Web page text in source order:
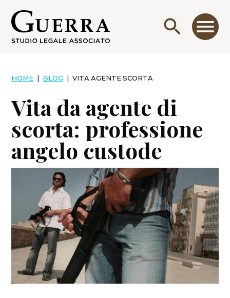
contenuto
HOME | BLOG | VITA AGENTE SCORTA
Vita da agente di
scorta: professione
angelo custode